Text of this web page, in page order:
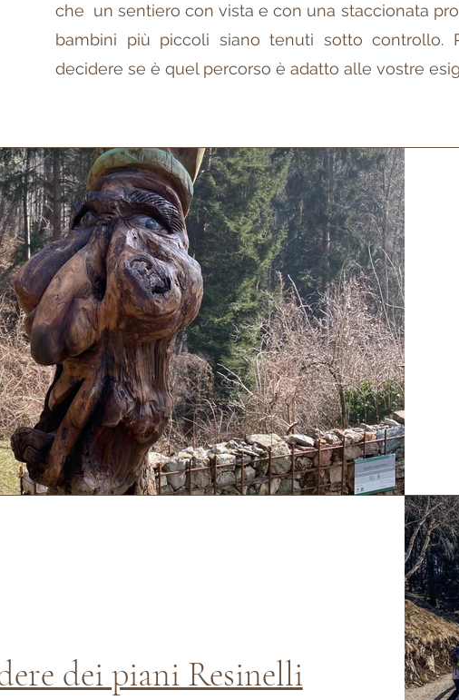
che un sentiero con vista e con una staccionata
bambini più piccoli siano tenuti sotto
decidere se è quel percorso è adatto alle vostre
dei piani Resinelli